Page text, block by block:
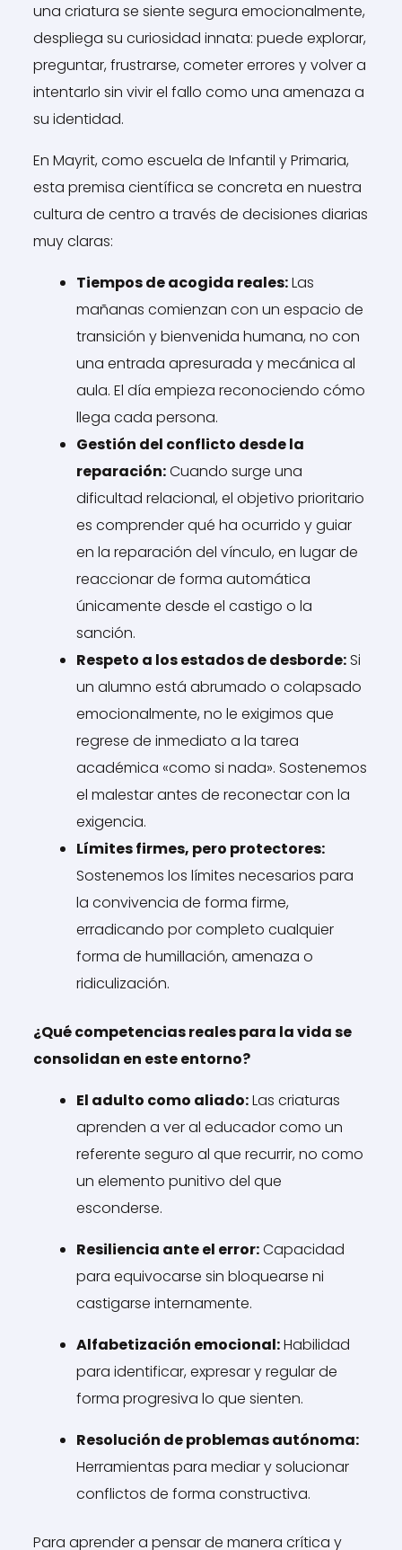
una criatura se siente segura emocionalmente,
despliega su curiosidad innata: puede explorar,
preguntar, frustrarse, cometer errores y volver a
intentarlo sin vivir el fallo como una amenaza a
su identidad.
En Mayrit, como escuela de Infantil y Primaria,
esta premisa científica se concreta en nuestra
cultura de centro a través de decisiones diarias
muy claras:
Tiempos de acogida reales:Las
mañanas comienzan con un espacio de
transición y bienvenida humana, no con
una entrada apresurada y mecánica al
aula. El día empieza reconociendo cómo
llega cada persona.
Gestión del conflicto desde la
reparación:Cuando surge una
dificultad relacional, el objetivo prioritario
es comprender qué ha ocurrido y guiar
en la reparación del vínculo, en lugar de
reaccionar de forma automática
únicamente desde el castigo o la
sanción.
Respeto a los estados de desborde:Si
un alumno está abrumado o colapsado
emocionalmente, no le exigimos que
regrese de inmediato a la tarea
académica «como si nada». Sostenemos
el malestar antes de reconectar con la
exigencia.
Límites firmes, pero protectores:
Sostenemos los límites necesarios para
la convivencia de forma firme,
erradicando por completo cualquier
forma de humillación, amenaza o
ridiculización.
¿Qué competencias reales para la vida se
consolidan en este entorno?
El adulto como aliado:Las criaturas
aprenden a ver al educador como un
referente seguro al que recurrir, no como
un elemento punitivo del que
esconderse.
Resiliencia ante el error:Capacidad
para equivocarse sin bloquearse ni
castigarse internamente.
Alfabetización emocional:Habilidad
para identificar, expresar y regular de
forma progresiva lo que sienten.
Resolución de problemas autónoma:
Herramientas para mediar y solucionar
conflictos de forma constructiva.
Para aprender a pensar de manera crítica y